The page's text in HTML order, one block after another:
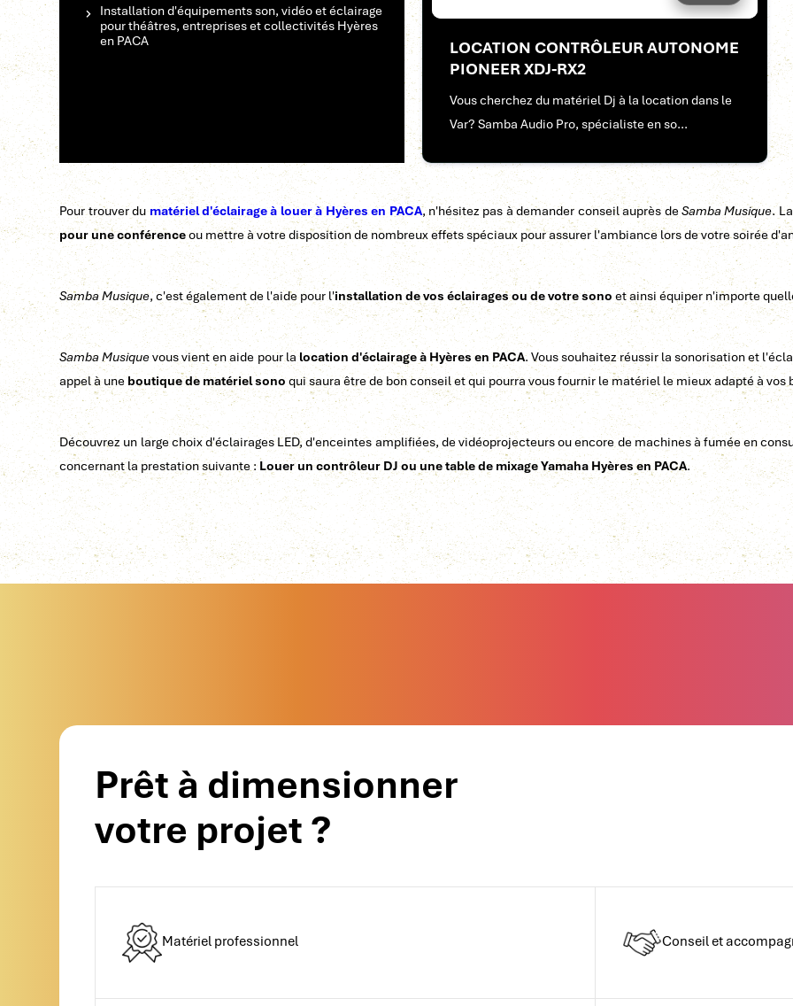
Installation d'équipements son, vidéo et éclairage
pour théâtres, entreprises et collectivités Hyères
en PACA
LOCATION CONTRÔLEUR AUTONOME
PIONEER XDJ-RX2
Vous cherchez du matériel Dj à la location dans le
Var? Samba Audio Pro, spécialiste en so...
Pour trouver du matériel d'éclairage à louer à Hyères en PACA, n'hésitez pas à demander conseil auprès deSamba Musique.
pour une conférenceou mettre à votre disposition de nombreux effets spéciaux pour assurer l'ambiance lors de votre soirée
Samba Musique, c'est également de l'aide pour l'installation de vos éclairages ou de votre sono et ainsi équiper n'importe
Samba Musiquevous vient en aide pour lalocation d'éclairage à Hyères en PACA. Vous souhaitez réussir la sonorisation et
appel à uneboutique de matériel sonoqui saura être de bon conseil et qui pourra vous fournir le matériel le mieux adapté à vos
Découvrez un large choix d'éclairages LED, d'enceintes amplifiées, de vidéoprojecteurs ou encore de machines à fumée en
concernant la prestation suivante :Louer un contrôleur DJ ou une table de mixage Yamaha Hyères en PACA.
Prêt à dimensionner
votre projet ?
Matériel professionnel Conseil et